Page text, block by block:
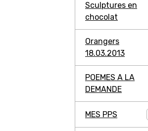
Sculptures en
chocolat
Orangers
18.03.2013
POEMES A LA
DEMANDE
MES PPS